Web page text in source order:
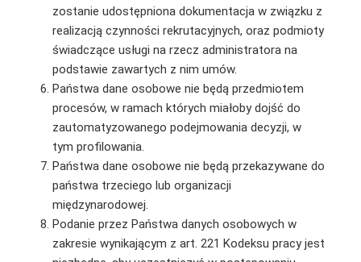
zostanie udostępniona dokumentacja w związku z
realizacją czynności rekrutacyjnych, oraz podmioty
świadczące usługi na rzecz administratora na
podstawie zawartych z nim umów.
Państwa dane osobowe nie będą przedmiotem
procesów, w ramach których miałoby dojść do
zautomatyzowanego podejmowania decyzji, w
tym proﬁlowania.
Państwa dane osobowe nie będą przekazywane do
państwa trzeciego lub organizacji
międzynarodowej.
Podanie przez Państwa danych osobowych w
zakresie wynikającym z art. 221 Kodeksu pracy jest